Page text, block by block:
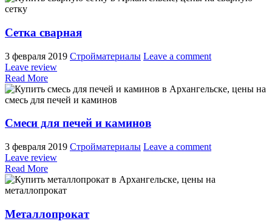
Сетка сварная
3 февраля 2019 Стройматериалы Leave a comment
Leave review
Read More
Смеси для печей и каминов
3 февраля 2019 Стройматериалы Leave a comment
Leave review
Read More
Металлопрокат